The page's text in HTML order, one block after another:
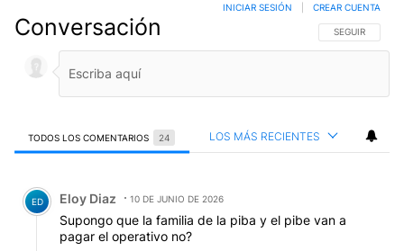
Conversación SIGA ESTA
SEGUIR
INICIAR SESIÓN CREAR CUENTA
TODOS LOS COMENTARIOS 24 LOS MÁS RECIENTES
Comentario de Eloy Diaz.
ED Eloy Diaz 10 DE JUNIO DE 2026
Supongo que la familia de la piba y el pibe van a
pagar el operativo no?